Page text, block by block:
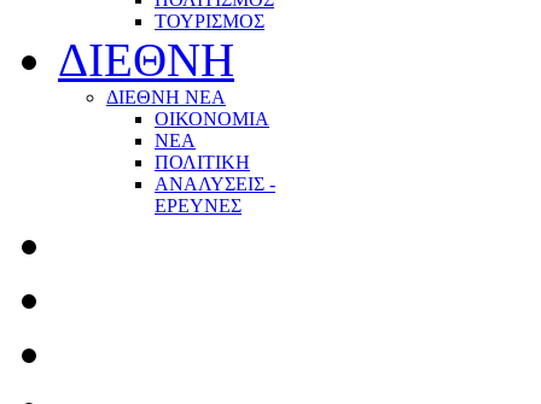
ΤΟΥΡΙΣΜΟΣ
ΔΙΕΘΝΗ
ΔΙΕΘΝΗ ΝΕΑ
ΟΙΚΟΝΟΜΙΑ
ΝΕΑ
ΠΟΛΙΤΙΚΗ
ΑΝΑΛΥΣΕΙΣ -
ΕΡΕΥΝΕΣ